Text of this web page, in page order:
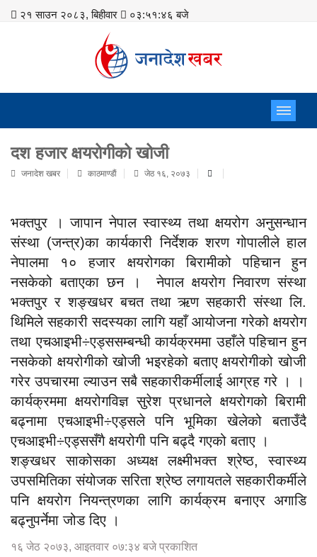
२१ साउन २०८३, बिहीवार ०३:५१:४६ बजे
दश हजार क्षयरोगीको खोजी
जनादेश खबर काठमाण्डाैं जेठ १६, २०७३
भक्तपुर । जापान नेपाल स्वास्थ्य तथा क्षयरोग अनुसन्धान
संस्था (जन्त्र)का कार्यकारी निर्देशक शरण गोपालीले हाल
नेपालमा १० हजार क्षयरोगका बिरामीको पहिचान हुन
नसकेको बताएका छन । नेपाल क्षयरोग निवारण संस्था
भक्तपुर र शङ्खधर बचत तथा ऋण सहकारी संस्था लि.
थिमिले सहकारी सदस्यका लागि यहाँ आयोजना गरेको क्षयरोग
तथा एचआइभी÷एड्ससम्बन्धी कार्यक्रममा उहाँले पहिचान हुन
नसकेको क्षयरोगीको खोजी भइरहेको बताए क्षयरोगीको खोजी
गरेर उपचारमा ल्याउन सबै सहकारीकर्मीलाई आग्रह गरे । ।
कार्यक्रममा क्षयरोगविज्ञ सुरेश प्रधानले क्षयरोगको बिरामी
बढ्नामा एचआइभी÷एड्सले पनि भूमिका खेलेको बताउँदै
एचआइभी÷एड्ससँगै क्षयरोगी पनि बढ्दै गएको बताए ।
शङ्खधर साकोसका अध्यक्ष लक्ष्मीभक्त श्रेष्ठ, स्वास्थ्य
उपसमितिका संयोजक सरिता श्रेष्ठ लगायतले सहकारीकर्मीले
पनि क्षयरोग नियन्त्रणका लागि कार्यक्रम बनाएर अगाडि
बढ्नुपर्नेमा जोड दिए ।
१६ जेठ २०७३, आइतवार ०७:३४ बजे प्रकाशित